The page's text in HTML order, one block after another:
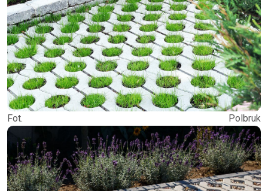
Fot. Polbruk